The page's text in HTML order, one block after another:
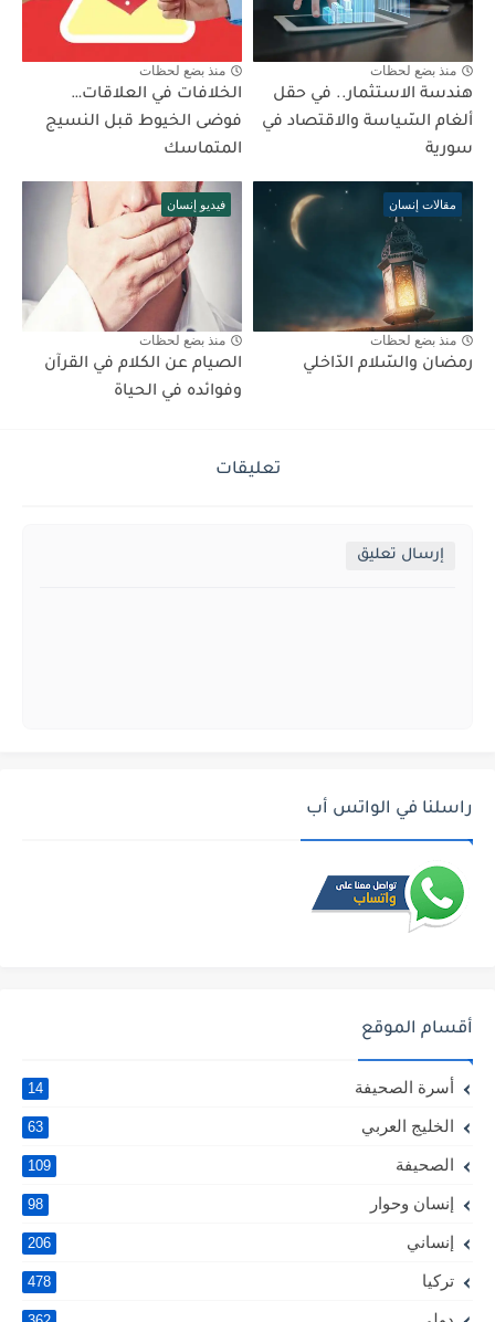
منذ بضع لحظات
هندسة الاستثمار.. في حقل
ألغام السّياسة والاقتصاد في
سورية
منذ بضع لحظات
الخلافات في العلاقات…
فوضى الخيوط قبل النسيج
المتماسك
مقالات إنسان
منذ بضع لحظات
رمضان والسّلام الدّاخلي
فيديو إنسان
منذ بضع لحظات
الصيام عن الكلام في القرآن
وفوائده في الحياة
تعليقات
إرسال تعليق
راسلنا في الواتس أب
أقسام الموقع
أسرة الصحيفة 14
الخليج العربي 63
الصحيفة 109
إنسان وحوار 98
إنساني 206
تركيا 478